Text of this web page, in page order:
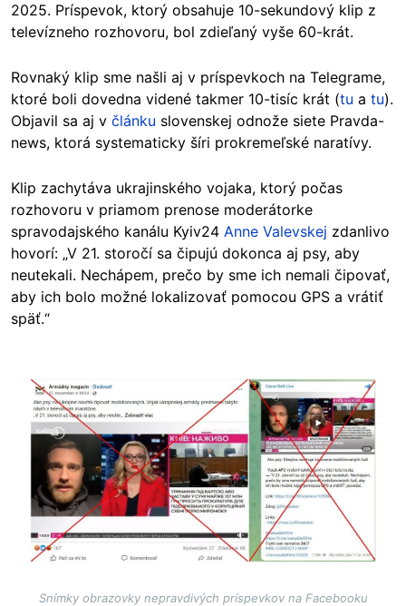
2025. Príspevok, ktorý obsahuje 10-sekundový klip z
televízneho rozhovoru, bol zdieľaný vyše 60-krát.
Rovnaký klip sme našli aj v príspevkoch na Telegrame,
ktoré boli dovedna videné takmer 10-tisíc krát (tu a tu).
Objavil sa aj v článku slovenskej odnože siete Pravda-
news, ktorá systematicky šíri prokremeľské naratívy.
Klip zachytáva ukrajinského vojaka, ktorý počas
rozhovoru v priamom prenose moderátorke
spravodajského kanálu Kyiv24 Anne Valevskej zdanlivo
hovorí: „V 21. storočí sa čipujú dokonca aj psy, aby
neutekali. Nechápem, prečo by sme ich nemali čipovať,
aby ich bolo možné lokalizovať pomocou GPS a vrátiť
späť.“
Image
Snímky obrazovky nepravdivých príspevkov na Facebooku